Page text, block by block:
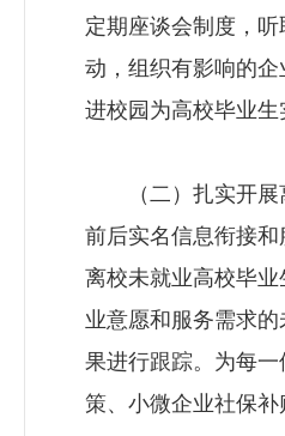
定期座谈会制度，
动，组织有影响的
进校园为高校毕业生
（二）扎实开展离
前后实名信息衔接
离校未就业高校毕
业意愿和服务需求
果进行跟踪。为每
策、小微企业社保